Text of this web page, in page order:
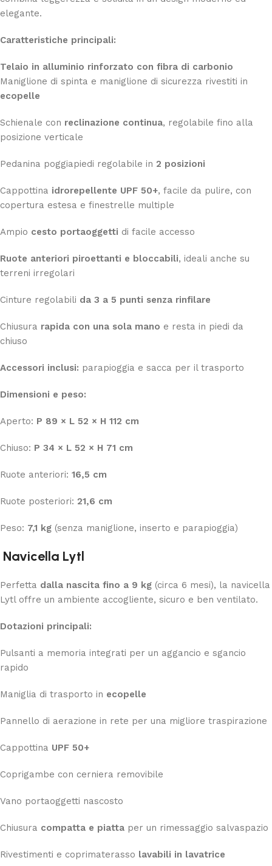
elegante.
Caratteristiche principali:
Telaio in alluminio rinforzato con fibra di carbonio
Maniglione di spinta e maniglione di sicurezza rivestiti in
ecopelle
Schienale con reclinazione continua, regolabile fino alla
posizione verticale
Pedanina poggiapiedi regolabile in 2 posizioni
Cappottina idrorepellente UPF 50+, facile da pulire, con
copertura estesa e finestrelle multiple
Ampio cesto portaoggetti di facile accesso
Ruote anteriori piroettanti e bloccabili, ideali anche su
terreni irregolari
Cinture regolabili da 3 a 5 punti senza rinfilare
Chiusura rapida con una sola mano e resta in piedi da
chiuso
Accessori inclusi: parapioggia e sacca per il trasporto
Dimensioni e peso:
Aperto: P 89 × L 52 × H 112 cm
Chiuso: P 34 × L 52 × H 71 cm
Ruote anteriori: 16,5 cm
Ruote posteriori: 21,6 cm
Peso: 7,1 kg (senza maniglione, inserto e parapioggia)
Navicella Lytl
Perfetta dalla nascita fino a 9 kg (circa 6 mesi), la navicella
Lytl offre un ambiente accogliente, sicuro e ben ventilato.
Dotazioni principali:
Pulsanti a memoria integrati per un aggancio e sgancio
rapido
Maniglia di trasporto in ecopelle
Pannello di aerazione in rete per una migliore traspirazione
Cappottina UPF 50+
Coprigambe con cerniera removibile
Vano portaoggetti nascosto
Chiusura compatta e piatta per un rimessaggio salvaspazio
Rivestimenti e coprimaterasso lavabili in lavatrice